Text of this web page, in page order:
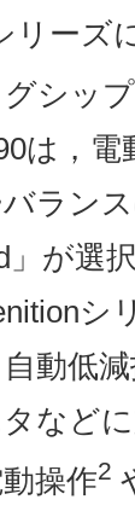
リーズ
シッ
は，
ラン
」が選
シ
動低
など
操作2